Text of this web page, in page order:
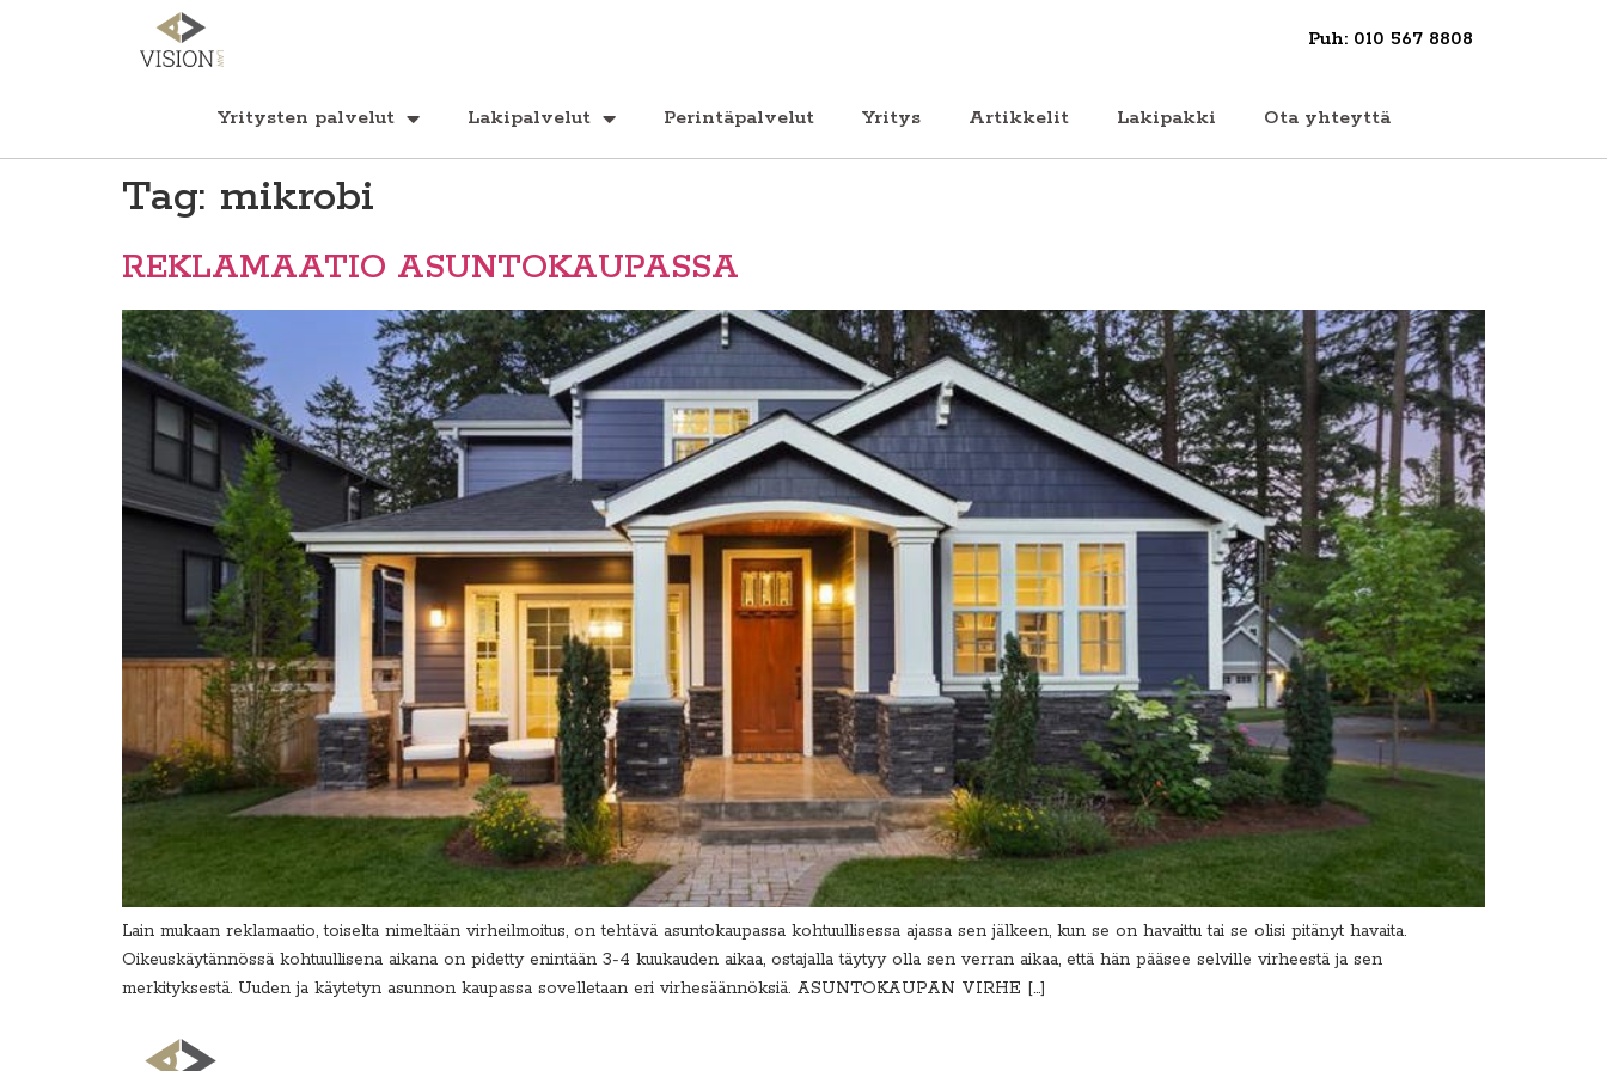
Puh: 010 567 8808
Yritysten palvelut Lakipalvelut Perintäpalvelut Yritys Artikkelit Lakipakki Ota yhteyttä‏‎
Tag: mikrobi
REKLAMAATIO ASUNTOKAUPASSA
Lain mukaan reklamaatio, toiselta nimeltään virheilmoitus, on tehtävä asuntokaupassa kohtuullisessa ajassa sen jälkeen, kun se on havaittu tai se olisi pitänyt havaita.
Oikeuskäytännössä kohtuullisena aikana on pidetty enintään 3-4 kuukauden aikaa, ostajalla täytyy olla sen verran aikaa, että hän pääsee selville virheestä ja sen
merkityksestä. Uuden ja käytetyn asunnon kaupassa sovelletaan eri virhesäännöksiä. ASUNTOKAUPAN VIRHE […]